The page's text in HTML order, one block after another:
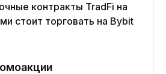
контракты TradFi на
стоит торговать на Bybit